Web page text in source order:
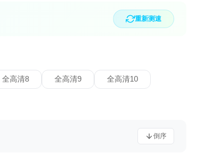
重新测速
全高清8 全高清9 全高清10
倒序